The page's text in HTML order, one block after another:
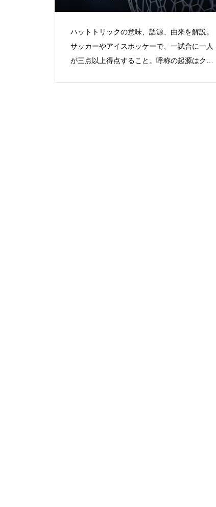
ハットトリックの意味、語源、由来を解説。
サッカーやアイスホッケーで、一試合に一人
が三点以上得点すること。呼称の起源はクリ